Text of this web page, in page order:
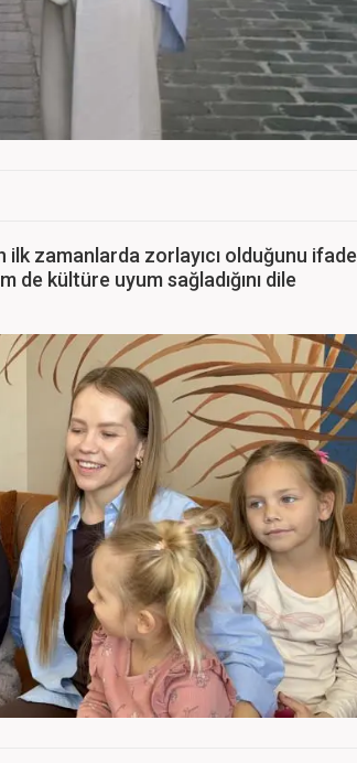
zamanlarda zorlayıcı olduğunu ifade
de kültüre uyum sağladığını dile